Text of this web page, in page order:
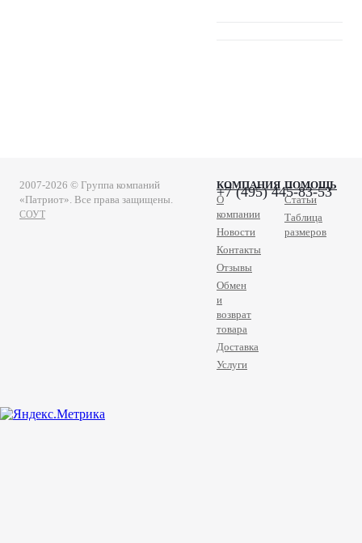
2007-2026 © Группа компаний
«Патриот». Все права защищены.
СОУТ
КОМПАНИЯ ПОМОЩЬ
О
компании
Новости
Контакты
Отзывы
Обмен
и
возврат
товара
Доставка
Услуги
Статьи
Таблица
размеров
+7 (495) 445-83-53